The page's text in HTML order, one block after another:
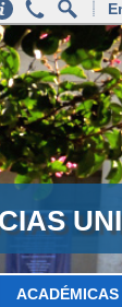
ACADÉMICAS